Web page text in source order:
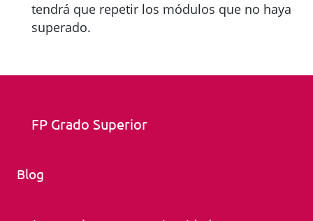
tendrá que repetir los módulos que no haya
superado.
FP Grado Superior
Blog